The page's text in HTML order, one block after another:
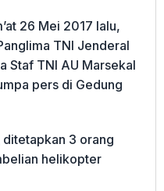
26 Mei 2017 lalu,
TNI Jenderal
Staf TNI AU Marsekal
pers di Gedung
3 orang
helikopter